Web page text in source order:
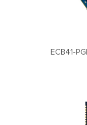
ECB41-